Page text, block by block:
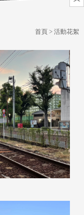
首頁 > 活動花絮